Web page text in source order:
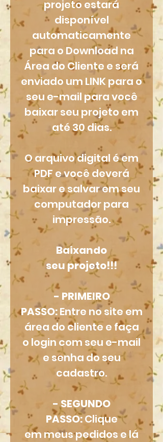
projeto estará
disponível
automaticamente
para o Download na
Área do Cliente e será
enviado um LINK para o
seu e-mail para você
baixar seu projeto em
até 30 dias.
O arquivo digital é em
PDF e você deverá
baixar e salvar em seu
computador para
impressão.
Baixando
seu projeto!!!
- PRIMEIRO
PASSO:Entre no site em
área do cliente e faça
o login com seu e-mail
e senha do seu
cadastro.
- SEGUNDO
PASSO:Clique
em meus pedidos e lá